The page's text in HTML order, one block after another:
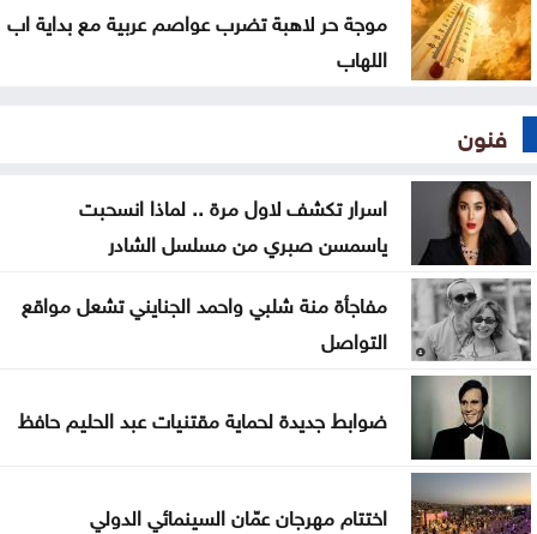
موجة حر لاهبة تضرب عواصم عربية مع بداية اب
اللهاب
فنون
اسرار تكشف لاول مرة .. لماذا انسحبت
ياسمسن صبري من مسلسل الشادر
مفاجأة منة شلبي واحمد الجنايني تشعل مواقع
التواصل
ضوابط جديدة لحماية مقتنيات عبد الحليم حافظ
اختتام مهرجان عمّان السينمائي الدولي